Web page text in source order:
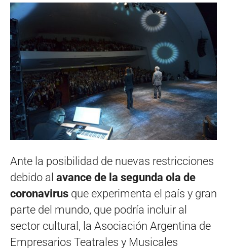
Ante la posibilidad de nuevas restricciones
debido al avance de la segunda ola de
coronavirus que experimenta el país y gran
parte del mundo, que podría incluir al
sector cultural, la Asociación Argentina de
Empresarios Teatrales y Musicales